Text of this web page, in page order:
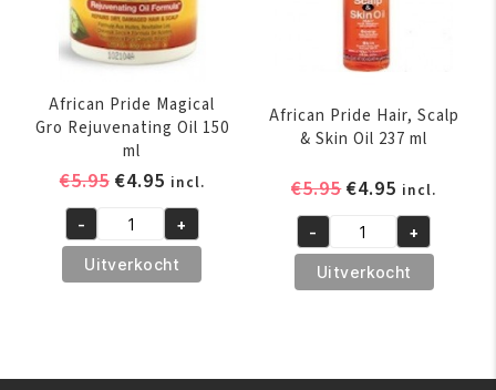
African Pride Magical
Gro Rejuvenating Oil 150
ml
€5.95 Oorspronkelijke
was:
€5.95.
€4.95Huidige
prijs
is:
€4.95.
incl.
African
Pride
Magical
- +
Uitverkocht
African Pride Hair, Scalp
& Skin Oil 237 ml
€5.95
was:
€5.95.
€4.95 Huidige
prijs
is:
€4.95.
incl.
African
Pride
Hair,
Skin
- +
Uitverkocht